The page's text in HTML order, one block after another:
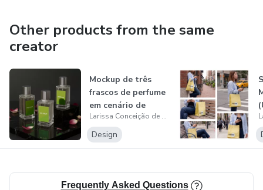
Other products from the same
creator
Mockup de três
frascos de perfume
em cenário de
pedra escura
Larissa Conceição de Freitas Sales da Silva
Design
Frequently Asked Questions